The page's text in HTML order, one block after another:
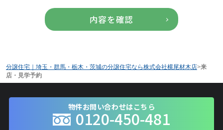
分譲住宅｜埼玉・群馬・栃木・茨城の分譲住宅なら株式会社横尾材木店>来
店・見学予約
物件お問い合わせはこちら
0120-450-481